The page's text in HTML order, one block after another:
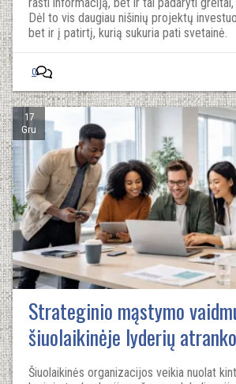
Dėl to vis daugiau nišinių projektų
bet ir į patirtį, kurią sukuria pati svetainė.
0
17
Gru
Strateginio mąstymo
šiuolaikinėje lyderių
Šiuolaikinės organizacijos veikia nuolat